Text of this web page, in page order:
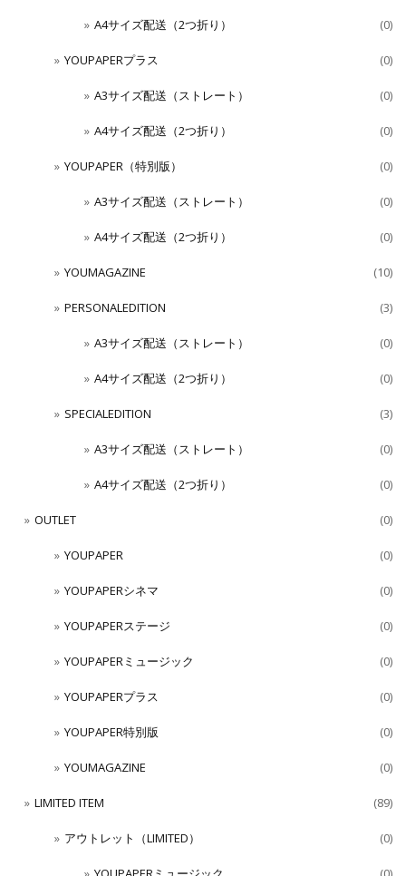
A4サイズ配送（2つ折り） (0)
YOUPAPERプラス (0)
A3サイズ配送（ストレート） (0)
A4サイズ配送（2つ折り） (0)
YOUPAPER（特別版） (0)
A3サイズ配送（ストレート） (0)
A4サイズ配送（2つ折り） (0)
YOUMAGAZINE (10)
PERSONALEDITION (3)
A3サイズ配送（ストレート） (0)
A4サイズ配送（2つ折り） (0)
SPECIALEDITION (3)
A3サイズ配送（ストレート） (0)
A4サイズ配送（2つ折り） (0)
OUTLET (0)
YOUPAPER (0)
YOUPAPERシネマ (0)
YOUPAPERステージ (0)
YOUPAPERミュージック (0)
YOUPAPERプラス (0)
YOUPAPER特別版 (0)
YOUMAGAZINE (0)
LIMITED ITEM (89)
アウトレット（LIMITED） (0)